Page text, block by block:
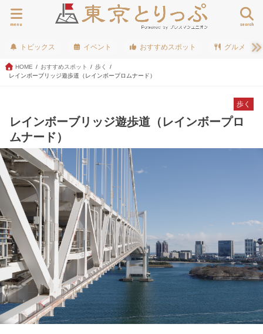
search
menu
トピックス イベント おすすめスポット グルメ
HOME おすすめスポット
歩く
レインボーブリッジ遊歩道（レインボープロムナード）
歩く
レインボーブリッジ遊歩道（レインボープロ
ムナード）